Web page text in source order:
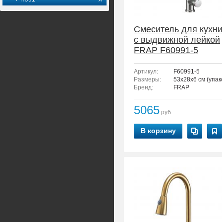
Смеситель для кухни
с выдвижной лейкой
FRAP F60991-5
Артикул:
F60991-5
Размеры:
53x28x6 см
Бренд:
FRAP
5065 руб.
В корзину